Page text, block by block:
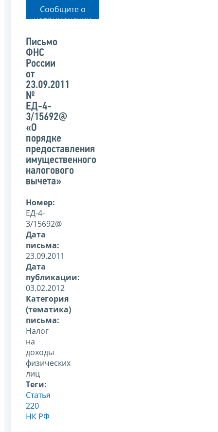
Сообщите о
неприменении
органом
указанного
письма
Письмо
ФНС
России
от
23.09.2011
№
ЕД-4-
3/15692@
«О
порядке
предоставления
имущественного
налогового
вычета»
Номер:
ЕД-4-
3/15692@
Дата
письма:
23.09.2011
Дата
публикации:
03.02.2012
Категория
(тематика)
письма:
Налог
на
доходы
физических
лиц
Теги:
Статья
220
НК РФ